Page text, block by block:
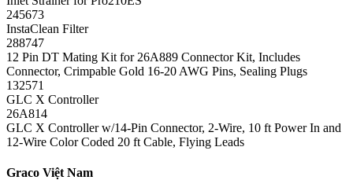
245673
InstaClean Filter
288747
12 Pin DT Mating Kit for 26A889 Connector Kit, Includes
Connector, Crimpable Gold 16-20 AWG Pins, Sealing Plugs
132571
GLC X Controller
26A814
GLC X Controller w/14-Pin Connector, 2-Wire, 10 ft Power In and
12-Wire Color Coded 20 ft Cable, Flying Leads
Graco Việt Nam